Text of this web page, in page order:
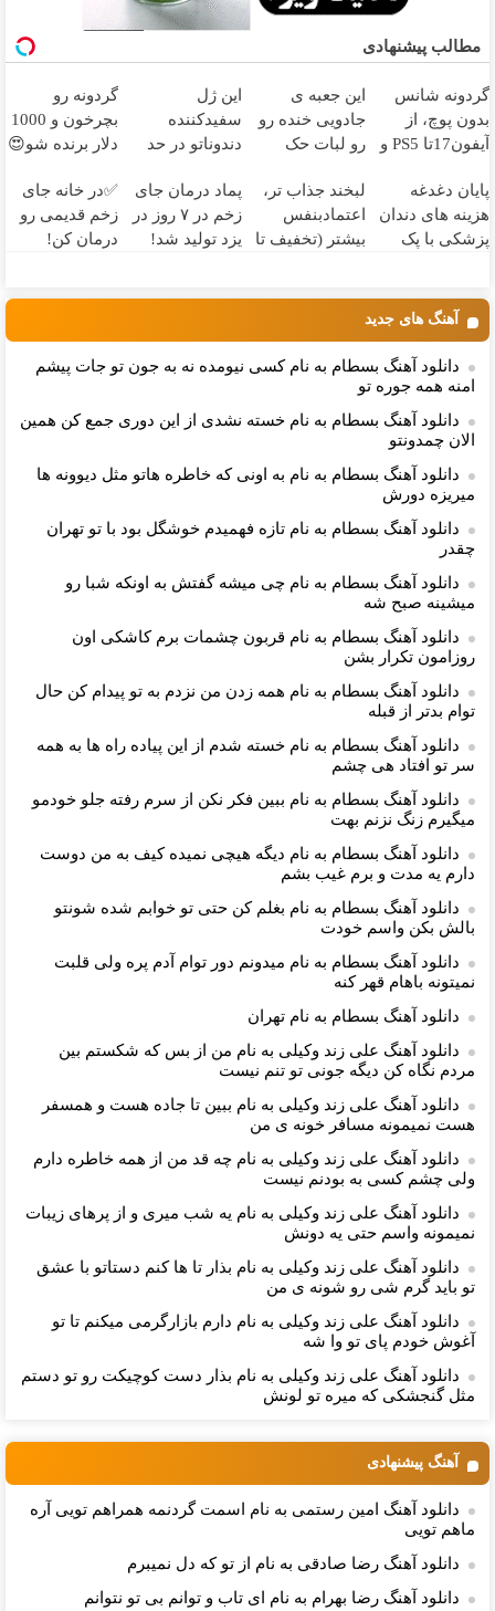
مطالب پیشنهادی
گردونه شانس
بدون پوچ، از
آیفون17تا PS5 و
دلار🔥
این جعبه ی
جادویی خنده رو
رو لبات حک
خرید40%تخفیف
این ژل
سفیدکننده
دندوناتو در حد
میکنه
(40%تخفیف)
گردونه رو
بچرخون و 1000
دلار برنده شو😍
پایان دغدغه
هزینه های دندان
پزشکی با پک
لبخند جذاب تر،
اعتمادبنفس
بیشتر (تخفیف تا
پماد درمان جای
زخم در ۷ روز در
یزد تولید شد!
✅در خانه جای
زخم قدیمی رو
درمان کن!
آهنگ های جدید
دانلود آهنگ بسطام به نام کسی نیومده نه به جون تو جات پیشم
امنه همه جوره تو
دانلود آهنگ بسطام به نام خسته نشدی از این دوری جمع کن همین
الان چمدونتو
دانلود آهنگ بسطام به نام به اونی که خاطره هاتو مثل دیوونه ها
میریزه دورش
دانلود آهنگ بسطام به نام تازه فهمیدم خوشگل بود با تو تهران
چقدر
دانلود آهنگ بسطام به نام چی میشه گفتش به اونکه شبا رو
میشینه صبح شه
دانلود آهنگ بسطام به نام قربون چشمات برم کاشکی اون
روزامون تکرار بشن
دانلود آهنگ بسطام به نام همه زدن من نزدم به تو پیدام کن حال
توام بدتر از قبله
دانلود آهنگ بسطام به نام خسته شدم از این پیاده راه ها به همه
سر تو افتاد هی چشم
دانلود آهنگ بسطام به نام ببین فکر نکن از سرم رفته جلو خودمو
میگیرم زنگ نزنم بهت
دانلود آهنگ بسطام به نام دیگه هیچی نمیده کیف به من دوست
دارم یه مدت و برم غیب بشم
دانلود آهنگ بسطام به نام بغلم کن حتی تو خوابم شده شونتو
بالش بکن واسم خودت
دانلود آهنگ بسطام به نام میدونم دور توام آدم پره ولی قلبت
نمیتونه باهام قهر کنه
دانلود آهنگ بسطام به نام تهران
دانلود آهنگ علی زند وکیلی به نام من از بس كه شكستم بین
مردم نگاه كن دیگه جونى تو تنم نیست
دانلود آهنگ علی زند وکیلی به نام ببین تا جاده هست و همسفر
هست نمیمونه مسافر خونه ی من
دانلود آهنگ علی زند وکیلی به نام چه قد من از همه خاطره دارم
ولی چشم كسی به بودنم نیست
دانلود آهنگ علی زند وکیلی به نام یه شب میرى و از پرهای زيبات
نمیمونه واسم حتی یه دونش
دانلود آهنگ علی زند وکیلی به نام بذار تا ها كنم دستاتو با عشق
تو باید گرم شی رو شونه ى من
دانلود آهنگ علی زند وکیلی به نام دارم بازارگرمی میكنم تا تو
آغوش خودم پای تو وا شه
دانلود آهنگ علی زند وکیلی به نام بذار دست كوچیكت رو تو دستم
مثل گنجشكی كه میره تو لونش
آهنگ پیشنهادی
دانلود آهنگ امین رستمی به نام اسمت گردنمه همراهم تویی آره
ماهم تویی
دانلود آهنگ رضا صادقی به نام از تو كه دل نمیبرم
دانلود آهنگ رضا بهرام به نام ای تاب و توانم بی تو نتوانم